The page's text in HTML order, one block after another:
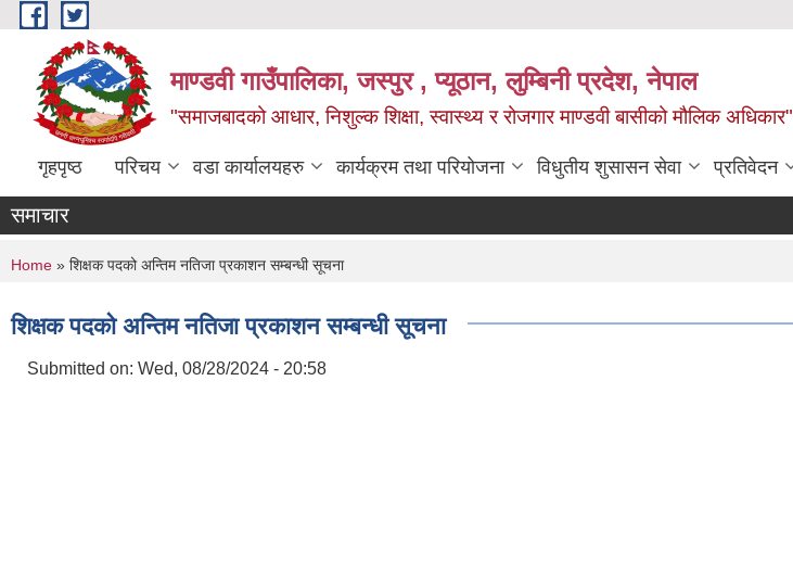
Skip to main content
माण्डवी गाउँपालिका, जस्पुर , प्यूठान, लुम्बिनी प्रदेश, नेपाल
"समाजबादको आधार, निशुल्क शिक्षा, स्वास्थ्य र रोजगार माण्डवी बासीको मौलिक अधिकार"
गृहपृष्ठ परिचय वडा कार्यालयहरु कार्यक्रम तथा परियोजना विधुतीय शुसासन सेवा प्रतिवेदन
समाचार
You are here
Home » शिक्षक पदको अन्तिम नतिजा प्रकाशन सम्बन्धी सूचना
शिक्षक पदको अन्तिम नतिजा प्रकाशन सम्बन्धी सूचना
Submitted on: Wed, 08/28/2024 - 20:58